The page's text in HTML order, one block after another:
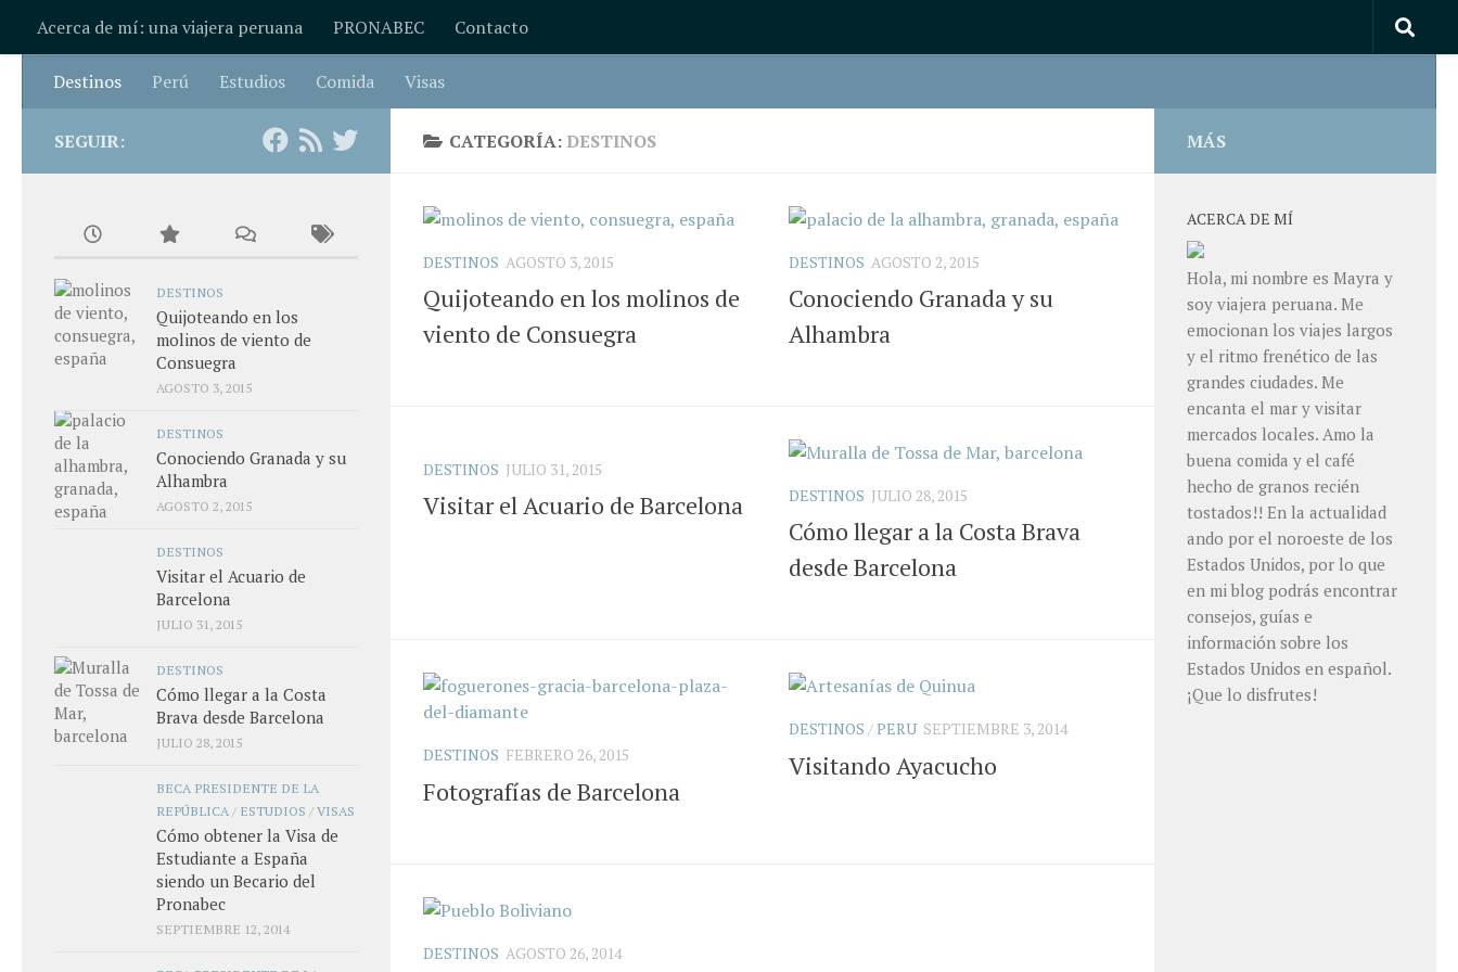
Saltar al contenido
Acerca de mí: una viajera peruana PRONABEC Contacto
Destinos Perú Estudios Comida Visas
CATEGORÍA: DESTINOS
DESTINOS AGOSTO 3, 2015
Quijoteando en los molinos de
viento de Consuegra
DESTINOS AGOSTO 2, 2015
Conociendo Granada y su
Alhambra
DESTINOS JULIO 31, 2015
Visitar el Acuario de Barcelona DESTINOS JULIO 28, 2015
Cómo llegar a la Costa Brava
desde Barcelona
DESTINOS FEBRERO 26, 2015
Fotografías de Barcelona
DESTINOS /PERU SEPTIEMBRE 3, 2014
Visitando Ayacucho
DESTINOS AGOSTO 26, 2014
SEGUIR:
DESTINOS
Quijoteando en los
molinos de viento de
Consuegra
AGOSTO 3, 2015
DESTINOS
Conociendo Granada y su
Alhambra
AGOSTO 2, 2015
DESTINOS
Visitar el Acuario de
Barcelona
JULIO 31, 2015
DESTINOS
Cómo llegar a la Costa
Brava desde Barcelona
JULIO 28, 2015
BECA PRESIDENTE DE LA
REPÚBLICA / ESTUDIOS /VISAS
Cómo obtener la Visa de
Estudiante a España
siendo un Becario del
Pronabec
SEPTIEMBRE 12, 2014
MÁS
ACERCA DE MÍ
Hola, mi nombre es Mayra y
soy viajera peruana. Me
emocionan los viajes largos
y el ritmo frenético de las
grandes ciudades. Me
encanta el mar y visitar
mercados locales. Amo la
buena comida y el café
hecho de granos recién
tostados!! En la actualidad
ando por el noroeste de los
Estados Unidos, por lo que
en mi blog podrás encontrar
consejos, guías e
información sobre los
Estados Unidos en español.
¡Que lo disfrutes!